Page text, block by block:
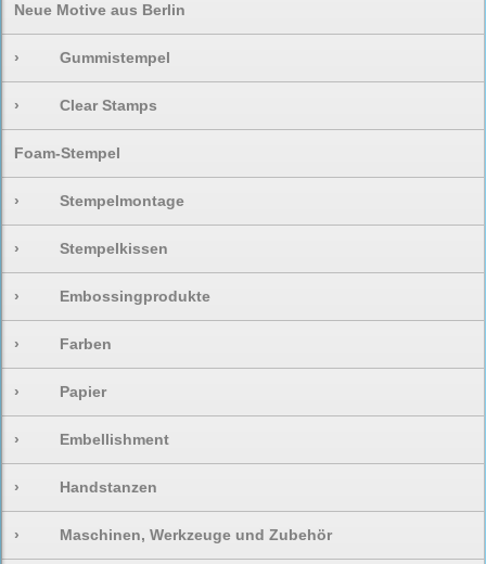
Neue Motive aus Berlin
› Gummistempel
› Clear Stamps
Foam-Stempel
› Stempelmontage
› Stempelkissen
› Embossingprodukte
› Farben
› Papier
› Embellishment
› Handstanzen
› Maschinen, Werkzeuge und Zubehör